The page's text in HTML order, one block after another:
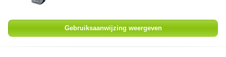
Gebruiksaanwijzing weergeven